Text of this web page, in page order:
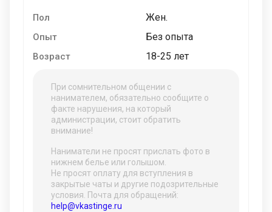
Пол Жен.
Опыт Без опыта
Возраст 18-25 лет
При сомнительном общении с
нанимателем, обязательно сообщите о
факте нарушения, на который
администрации, стоит обратить
внимание!
Наниматели не просят прислать фото в
нижнем белье или голышом.
Не просят оплату для вступления в
закрытые чаты и другие подозрительные
условия. Почта для обращений:
help@vkastinge.ru